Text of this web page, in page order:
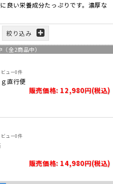
良い栄養成分たっぷりです。濃厚な
絞り込み
（全2商品中）
ビュー0件
直行便
販売価格: 12,980円(税込)
ビュー0件
販売価格: 14,980円(税込)